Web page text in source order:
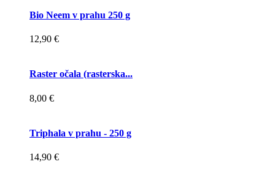
Bio Neem v prahu 250 g
12,90 €
Raster očala (rasterska...
8,00 €
Triphala v prahu - 250 g
14,90 €